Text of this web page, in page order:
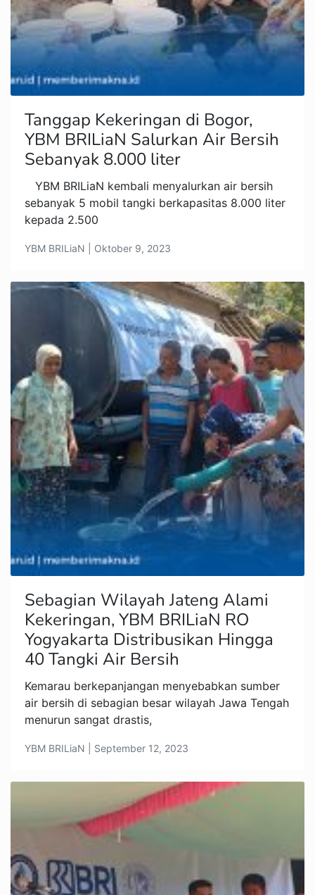
Tanggap Kekeringan di Bogor,
YBM BRILiaN Salurkan Air Bersih
Sebanyak 8.000 liter
YBM BRILiaN kembali menyalurkan air bersih
sebanyak 5 mobil tangki berkapasitas 8.000 liter
kepada 2.500
YBM BRILiaN | Oktober 9, 2023
Sebagian Wilayah Jateng Alami
Kekeringan, YBM BRILiaN RO
Yogyakarta Distribusikan Hingga
40 Tangki Air Bersih
Kemarau berkepanjangan menyebabkan sumber
air bersih di sebagian besar wilayah Jawa Tengah
menurun sangat drastis,
YBM BRILiaN | September 12, 2023